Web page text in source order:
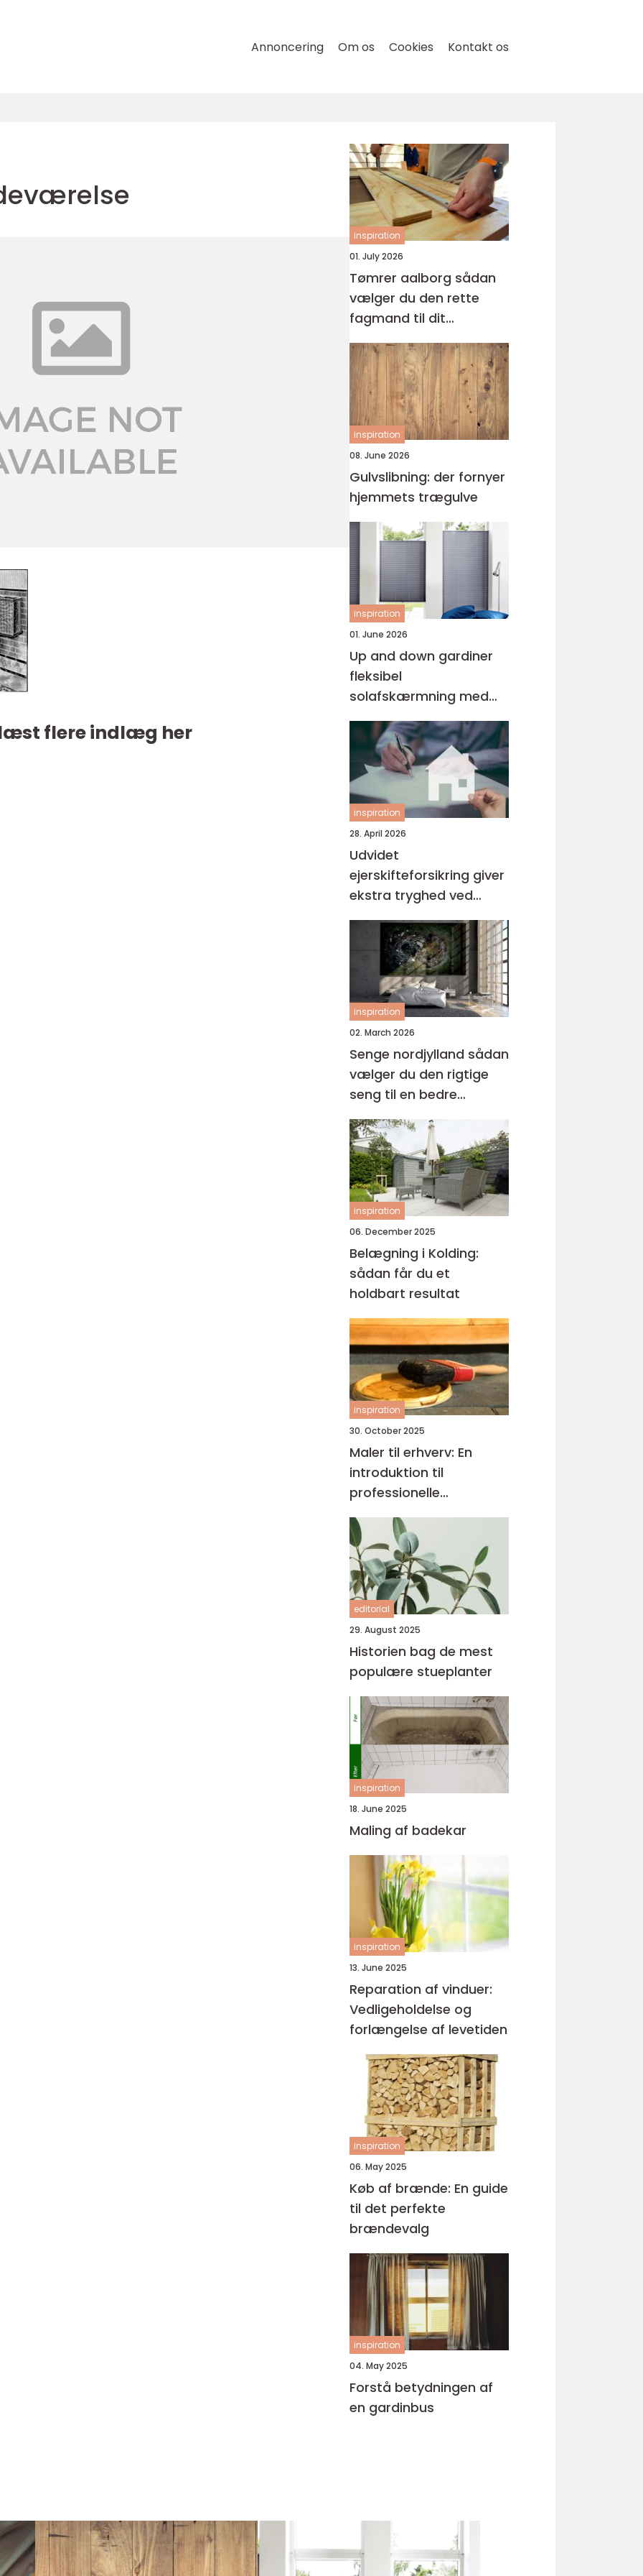
Annoncering Om os Cookies Kontakt os
flere indlæg her
inspiration
01. July 2026
Tømrer aalborg sådan
vælger du den rette
fagmand til dit
byggeprojekt
inspiration
08. June 2026
Gulvslibning: der fornyer
hjemmets trægulve
inspiration
01. June 2026
Up and down gardiner
fleksibel
solafskærmning med
stil
inspiration
28. April 2026
Udvidet
ejerskifteforsikring giver
ekstra tryghed ved
boligkøb
inspiration
02. March 2026
Senge nordjylland sådan
vælger du den rigtige
seng til en bedre
nattesøvn
inspiration
06. December 2025
Belægning i Kolding:
sådan får du et
holdbart resultat
inspiration
30. October 2025
Maler til erhverv: En
introduktion til
professionelle
malerløsninger
editorial
29. August 2025
Historien bag de mest
populære stueplanter
inspiration
18. June 2025
Maling af badekar
inspiration
13. June 2025
Reparation af vinduer:
Vedligeholdelse og
forlængelse af levetiden
inspiration
06. May 2025
Køb af brænde: En guide
til det perfekte
brændevalg
inspiration
04. May 2025
Forstå betydningen af
en gardinbus